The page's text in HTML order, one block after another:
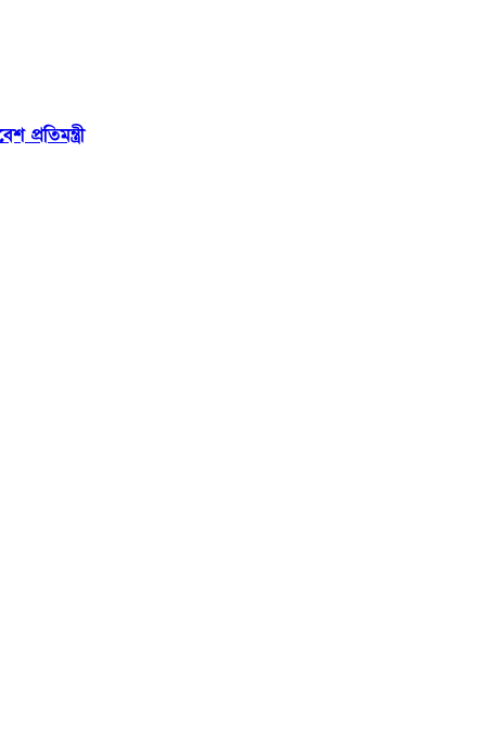
প্রতিমন্ত্রী